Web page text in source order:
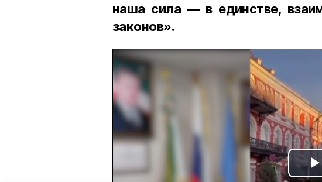
наша сила — в единстве,
законов».